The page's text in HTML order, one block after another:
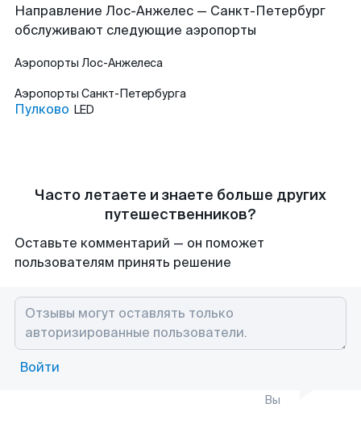
Направление Лос-Анжелес — Санкт-Петербург
обслуживают следующие аэропорты
Аэропорты Лос-Анжелеса
Аэропорты Санкт-Петербурга
Пулково LED
Часто летаете и знаете больше других
путешественников?
Оставьте комментарий — он поможет
пользователям принять решение
Войти
Вы